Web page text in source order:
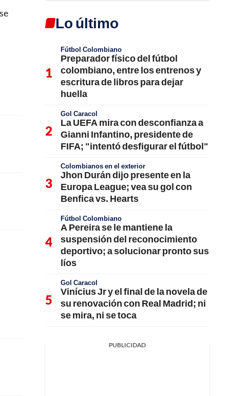
Lo último
Fútbol Colombiano
Preparador físico del fútbol
colombiano, entre los entrenos y
escritura de libros para dejar
huella
Gol Caracol
La UEFA mira con desconfianza a
Gianni Infantino, presidente de
FIFA; "intentó desfigurar el fútbol"
Colombianos en el exterior
Jhon Durán dijo presente en la
Europa League; vea su gol con
Benfica vs. Hearts
Fútbol Colombiano
A Pereira se le mantiene la
suspensión del reconocimiento
deportivo; a solucionar pronto sus
líos
Gol Caracol
Vinícius Jr y el final de la novela de
su renovación con Real Madrid; ni
se mira, ni se toca
PUBLICIDAD